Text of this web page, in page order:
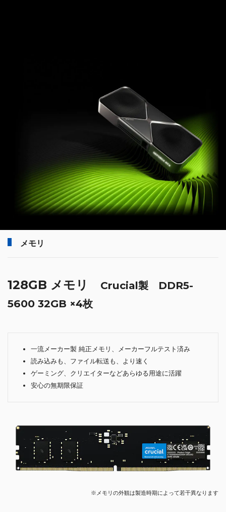
メモリ
128GB メモリ
Crucial製 DDR5-
5600 32GB ×4枚
一流メーカー製 純正メモリ、メーカーフルテスト済み
読み込みも、ファイル転送も、より速く
ゲーミング、クリエイターなどあらゆる用途に活躍
安心の無期限保証
※メモリの外観は製造時期によって若干異なります